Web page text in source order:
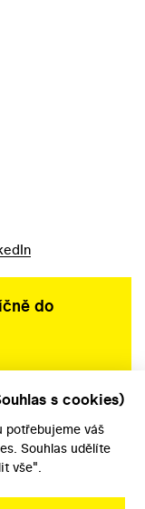
do
s cookies)
potřebujeme váš
Souhlas udělíte
vše".